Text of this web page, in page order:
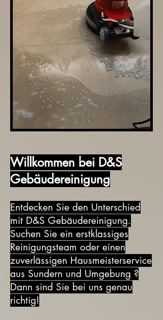
Willkommen bei D&S
Gebäudereinigung
Entdecken Sie den Unterschied
mit D&S Gebäudereinigung.
Suchen Sie ein erstklassiges
Reinigungsteam oder einen
zuverlässigen Hausmeisterservice
aus Sundern und Umgebung ?
Dann sind Sie bei uns genau
richtig!